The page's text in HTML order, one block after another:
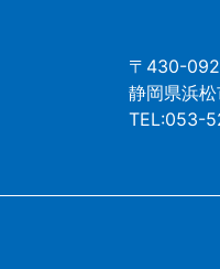
〒430-
静岡県浜
TEL:053-